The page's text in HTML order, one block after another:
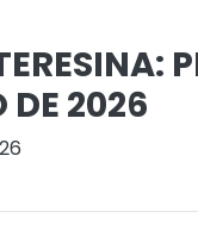
DE 2026